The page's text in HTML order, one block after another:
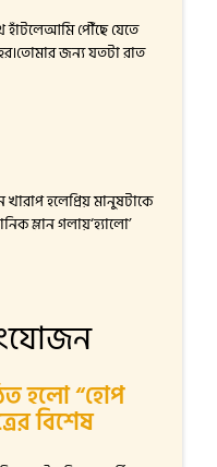
হাঁটলেআমি পৌঁছে যেতে
জন্য যতটা রাত
হলেপ্রিয় মানুষটাকে
ম্লান গলায়‘হ্যালো’
হলো “হোপ
বিশেষ